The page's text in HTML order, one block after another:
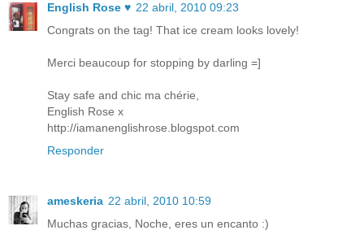
English Rose ♥ 22 abril, 2010 09:23
Congrats on the tag! That ice cream looks lovely!
Merci beaucoup for stopping by darling =]
Stay safe and chic ma chérie,
English Rose x
http://iamanenglishrose.blogspot.com
Responder
ameskeria 22 abril, 2010 10:59
Muchas gracias, Noche, eres un encanto :)